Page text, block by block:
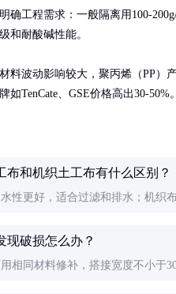
确工程需求：一般隔离用100-
和耐酸碱性能。
料波动影响较大，聚丙烯（PP）
如TenCate、GSE价格高出30-
布和机织土工布有什么区别？
性更好，适合过滤和排水；机织
现破损怎么办？
相同材料修补，搭接宽度不小于